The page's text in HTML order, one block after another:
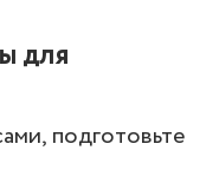
для
подготовьте